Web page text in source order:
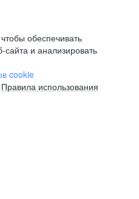
обеспечивать
и анализировать
cookie
Правила использования